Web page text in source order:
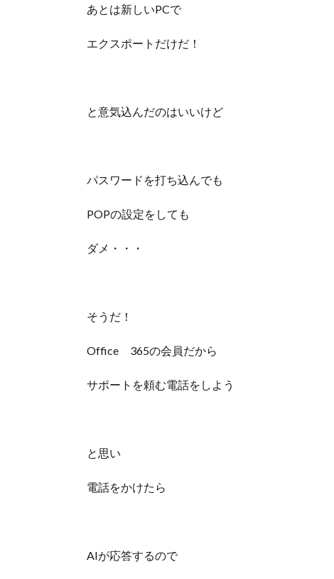
あとは新しいPCで
エクスポートだけだ！
と意気込んだのはいいけど
パスワードを打ち込んでも
POPの設定をしても
ダメ・・・
そうだ！
Office 365の会員だから
サポートを頼む電話をしよう
と思い
電話をかけたら
AIが応答するので